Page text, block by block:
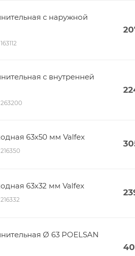
c наружной
c внутренней
63х50 мм Valfex
63х32 мм Valfex
Ø 63 POELSAN